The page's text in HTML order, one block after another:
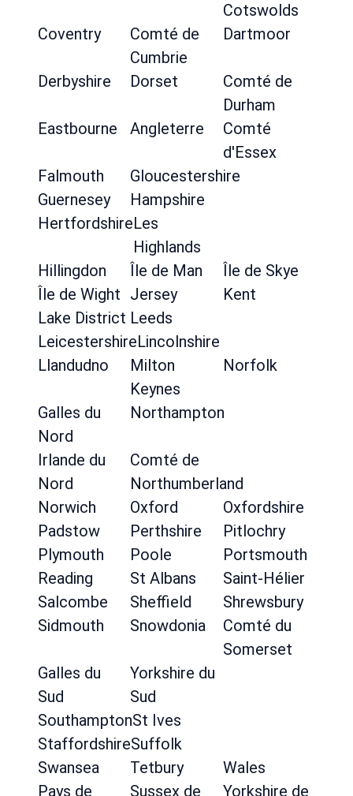
Cotswolds
Coventry
Comté de
Cumbrie
Dartmoor
Derbyshire Dorset
Comté de
Durham
Eastbourne
Angleterre
Comté
d'Essex
Falmouth
Gloucestershire
Guernesey
Hampshire
HertfordshireLes
Highlands
Hillingdon
Île de Man
Île de Skye
Île de Wight Jersey
Kent
Lake District Leeds
LeicestershireLincolnshire
Llandudno
Milton
Keynes
Norfolk
Galles du
Nord
Northampton
Irlande du
Nord
Comté de
Northumberland
Norwich
Oxford
Oxfordshire
Padstow
Perthshire
Pitlochry
Plymouth
Poole
Portsmouth
Reading
St Albans
Saint-Hélier
Salcombe
Sheffield
Shrewsbury
Sidmouth
Snowdonia
Comté du
Somerset
Galles du
Sud
Yorkshire du
Sud
SouthamptonSt Ives
StaffordshireSuffolk
Swansea
Tetbury
Wales
Pays de
Sussex de Yorkshire de